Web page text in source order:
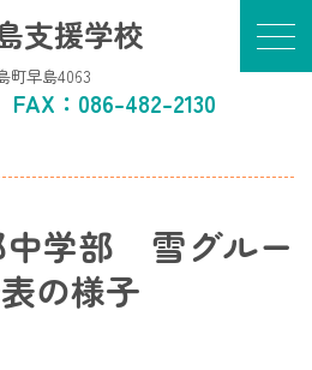
支援学校
町早島4063
FAX：086-482-2130
中学部 雪グルー
の様子